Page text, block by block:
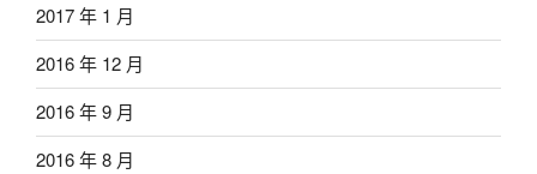
2017 年 1 月
2016 年 12 月
2016 年 9 月
2016 年 8 月